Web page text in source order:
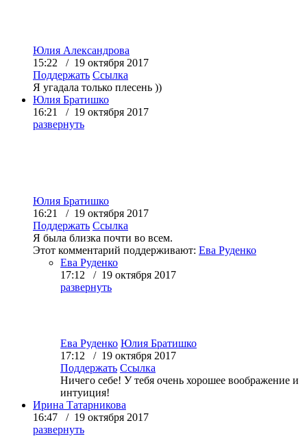
Юлия Александрова
15:22 / 19 октября 2017
Поддержать Ссылка
Я угадала только плесень ))
Юлия Братишко
16:21 / 19 октября 2017
развернуть
Юлия Братишко
16:21 / 19 октября 2017
Поддержать Ссылка
Я была близка почти во всем.
Этот комментарий поддерживают: Ева Руденко
Ева Руденко
17:12 / 19 октября 2017
развернуть
Ева Руденко Юлия Братишко
17:12 / 19 октября 2017
Поддержать Ссылка
Ничего себе! У тебя очень хорошее воображение и
интуиция!
Ирина Татарникова
16:47 / 19 октября 2017
развернуть